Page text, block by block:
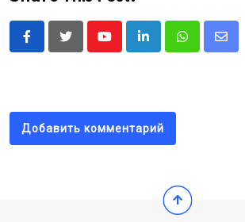
YoutubeLinkedInWhatsappShare
Добавить комментарий